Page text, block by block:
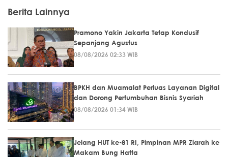
Berita Lainnya
Pramono Yakin Jakarta Tetap Kondusif
Sepanjang Agustus
08/08/2026 02:33 WIB
BPKH dan Muamalat Perluas Layanan Digital
dan Dorong Pertumbuhan Bisnis Syariah
08/08/2026 01:34 WIB
Jelang HUT ke-81 RI, Pimpinan MPR Ziarah ke
Makam Bung Hatta